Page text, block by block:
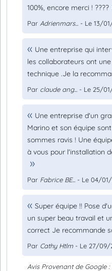
100%, encore merci ! ????
Par Adrienmars... - Le 13/
Une entreprise qui
les collaborateurs ont
technique .Je la
Par claude ang... - Le 25/
Une entreprise d'un
Marino et son équipe
sommes ravis ! Une
à vous pour l'installation
Par Fabrice BE... - Le 04/01/
Super équipe !! Pose
un super beau travail et
correct Je recommande
Par Cathy Htlm - Le 27/09/
Avis Provenant de Google :